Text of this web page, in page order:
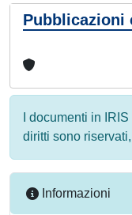
Pubblicazioni
I documenti in
diritti sono
Informazioni